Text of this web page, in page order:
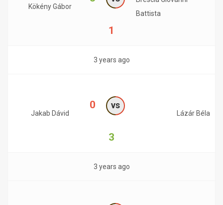
Kökény Gábor
1
Battista
3 years ago
Jakab Dávid
0 vs
3
Lázár Béla
3 years ago